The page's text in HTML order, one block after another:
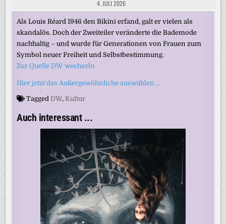
4. JULI 2026
Als Louis Réard 1946 den Bikini erfand, galt er vielen als
skandalös. Doch der Zweiteiler veränderte die Bademode
nachhaltig – und wurde für Generationen von Frauen zum
Symbol neuer Freiheit und Selbstbestimmung.
Zur Quelle DW wechseln
Hier jetzt das Außergewöhnliche auswählen …
Tagged DW, Kultur
Auch interessant ...